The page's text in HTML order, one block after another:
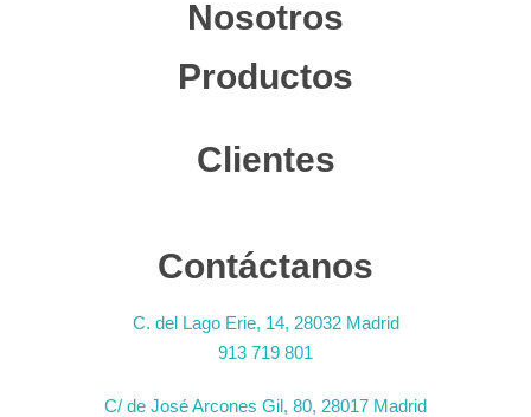
Nosotros
Productos
Clientes
Contáctanos
C. del Lago Erie, 14, 28032 Madrid
913 719 801
C/ de José Arcones Gil, 80, 28017 Madrid